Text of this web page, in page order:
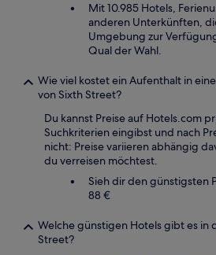
Mit 10.985 Hotels,
anderen Unterkünften,
Umgebung zur
Qual der Wahl.
Wie viel kostet ein Aufenthalt in
von Sixth Street?
Du kannst Preise auf Hotels.com
Suchkriterien eingibst und nach
nicht: Preise variieren abhängig
du verreisen möchtest.
Sieh dir den günstigsten
88 €
Welche günstigen Hotels gibt es in
Street?